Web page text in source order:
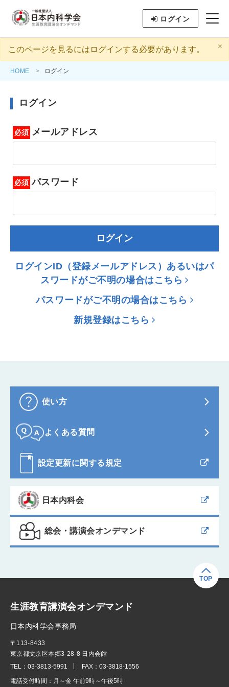
ログイン
×
このページを見るにはログインする必要があります。
HOME ログイン
ログイン
メールアドレス
パスワード
ログイン
ログインID（登録メールアドレス）あるいはパ
スワードがご不明の場合はこちら
パスワードがご不明の場合はこちら
新規登録はこちら
使い方
よくある質問
設定更新に関する規定
日本内科会
総会・講演会オンデマンド
TOP
生涯教育講演会オンデマンド
日本内科学会事務局
〒113-8433
東京都文京区本郷3-28-8 日内会館
TEL： 03-3813-5991 FAX： 03-3818-1556
電話受付時間： 月～金 午前9時～午後5時